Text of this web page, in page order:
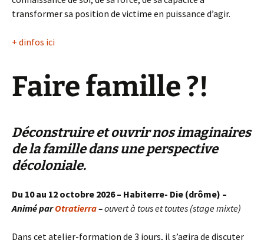
transformer sa position de victime en puissance d’agir.
+ dinfos ici
Faire famille ?!
Déconstruire et ouvrir nos imaginaires
de la famille dans une perspective
décoloniale.
Du 10 au 12 octobre 2026 – Habiterre- Die (drôme) –
Animé parOtratierra–ouvert à tous et toutes (stage mixte)
Dans cet atelier-formation de 3 jours, il s’agira de discuter